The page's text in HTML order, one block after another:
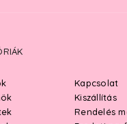
Kapcsolat
Kiszállítás
Rendelés